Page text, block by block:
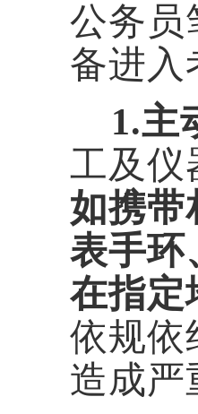
公务员
备进入
1.主
工及仪
如携带
表手环
在指定
依规依
造成严